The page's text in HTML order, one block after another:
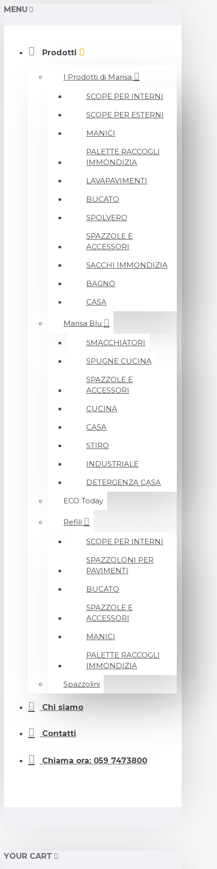
MENU
Prodotti
I Prodotti di Marisa
SCOPE PER INTERNI
SCOPE PER ESTERNI
MANICI
PALETTE RACCOGLI
IMMONDIZIA
LAVAPAVIMENTI
BUCATO
SPOLVERO
SPAZZOLE E
ACCESSORI
SACCHI IMMONDIZIA
BAGNO
CASA
Marisa Blu
SMACCHIATORI
SPUGNE CUCINA
SPAZZOLE E
ACCESSORI
CUCINA
CASA
STIRO
INDUSTRIALE
DETERGENZA CASA
ECO Today
Refill
SCOPE PER INTERNI
SPAZZOLONI PER
PAVIMENTI
BUCATO
SPAZZOLE E
ACCESSORI
MANICI
PALETTE RACCOGLI
IMMONDIZIA
Spazzolini
Chi siamo
Contatti
Chiama ora: 059 7473800
YOUR CART